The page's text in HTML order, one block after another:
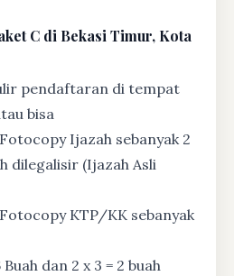
C di Bekasi Timur, Kota
pendaftaran di tempat
bisa
Ijazah sebanyak 2
dilegalisir (Ijazah Asli
KTP/KK sebanyak
dan 2 x 3 = 2 buah